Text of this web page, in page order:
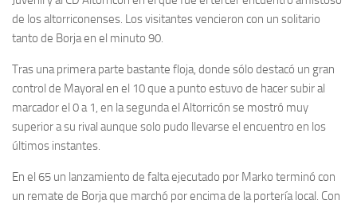
de los altorriconenses. Los visitantes vencieron con un solitario
tanto de Borja en el minuto 90.
Tras una primera parte bastante floja, donde sólo destacó un gran
control de Mayoral en el 10 que a punto estuvo de hacer subir al
marcador el 0 a 1, en la segunda el Altorricón se mostró muy
superior a su rival aunque solo pudo llevarse el encuentro en los
últimos instantes.
En el 65 un lanzamiento de falta ejecutado por Marko terminó con
un remate de Borja que marchó por encima de la portería local. Con